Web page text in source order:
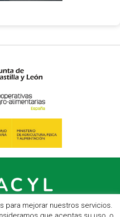
para mejorar nuestros servicios.